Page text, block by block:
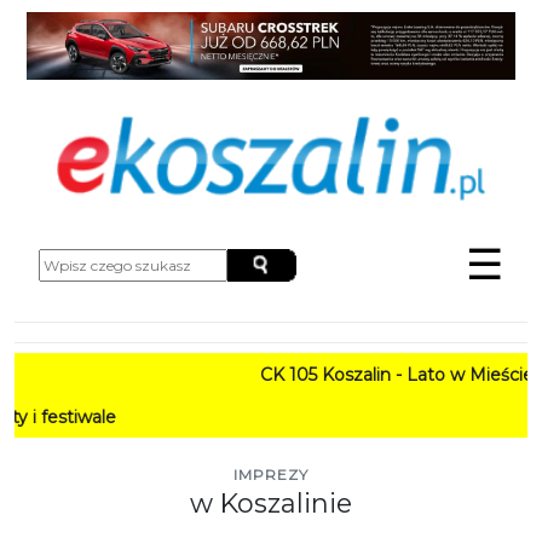
☰
CK 105 Koszalin - Lato w Mieście HARMONOGRAM
IMPREZY
w Koszalinie